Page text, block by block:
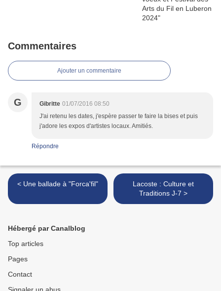
Commentaires
Ajouter un commentaire
G Gibritte 01/07/2016 08:50
J'ai retenu les dates, j'espère passer te faire la bises et puis
j'adore les expos d'artistes locaux. Amitiés.
Répondre
< Une ballade à "Forca'fil"
Lacoste : Culture et
Traditions J-7 >
Hébergé par Canalblog
Top articles
Pages
Contact